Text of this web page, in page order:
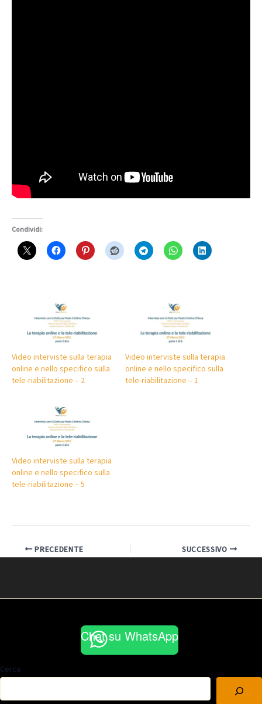
Condividi:
Video interviste sulla terapia
online e nello specifico sulla
tele-riabilitazione – 2
Video interviste sulla terapia
online e nello specifico sulla
tele-riabilitazione – 1
Video interviste sulla terapia
online e nello specifico sulla
tele-riabilitazione – 5
PRECEDENTE SUCCESSIVO
Chat su WhatsApp
Cerca